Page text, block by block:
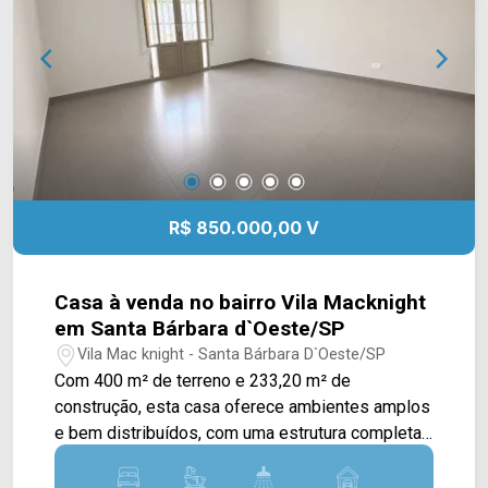
de terreno; 5 banheiros; 6 vagas rotativas.
Localizado na Rua Dom Pedro II, em
Americana/SP, com acesso às principais vias da
região e ao centro da cidade. Entre em contato
com a equipe da Arbix Imóveis e agende sua
Arbix Imóveis - Presente em cada momento.
R$ 850.000,00 V
Casa à venda no bairro Vila Macknight
em Santa Bárbara d`Oeste/SP
Vila Mac knight - Santa Bárbara D`Oeste/SP
Com 400 m² de terreno e 233,20 m² de
construção, esta casa oferece ambientes amplos
e bem distribuídos, com uma estrutura completa
para quem busca conforto e praticidade em uma